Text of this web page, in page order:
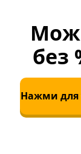
без
Нажми для